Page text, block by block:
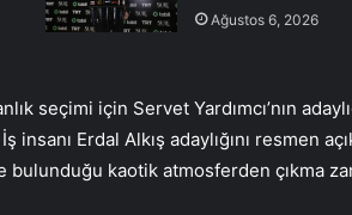
Ağustos 6, 2026
seçimi için Servet Yardımcı’nın
Erdal Alkış adaylığını resmen
bulunduğu kaotik atmosferden çıkma